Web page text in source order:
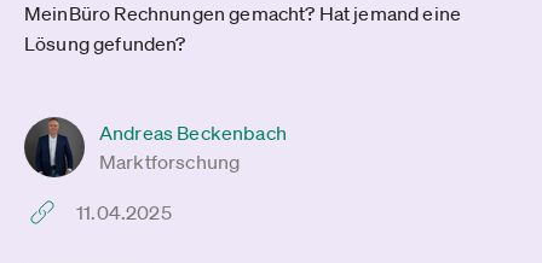
MeinBüro Rechnungen gemacht? Hat jemand eine
Lösung gefunden?
Andreas Beckenbach
Marktforschung
11.04.2025